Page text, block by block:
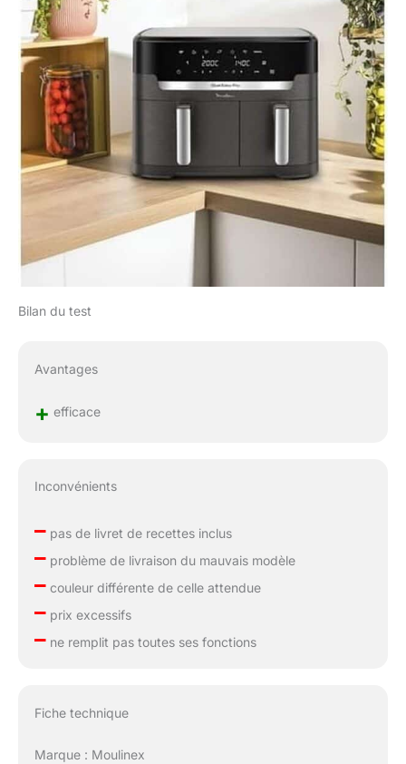
Bilan du test
Avantages
+ efficace
Inconvénients
–pas de livret de recettes inclus
–problème de livraison du mauvais modèle
–couleur différente de celle attendue
–prix excessifs
–ne remplit pas toutes ses fonctions
Fiche technique
Marque : Moulinex